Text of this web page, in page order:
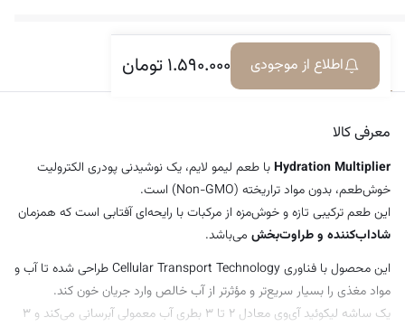
پشتیبانی از عملکرد مغز و تولید انرژی
مناسب برای سبک زندگی سالم و فعال
تهیه‌شده از مواد اولیه پاک و باکیفیت
۱.۵۹۰.۰۰۰تومان اطلاع از موجودیمعرفی کالا دیدگاه‌ها
معرفی کالا
Hydration Multiplierبا طعم لیمو لایم، یک نوشیدنی پودری الکترولیت
خوش‌طعم، بدون مواد تراریخته (Non-GMO) است.
این طعم ترکیبی تازه و خوش‌مزه از مرکبات با رایحه‌ای آفتابی است که همزمان
شاداب‌کننده و طراوت‌بخش می‌باشد.
این محصول با فناوری Cellular Transport Technology طراحی شده تا آب و
مواد مغذی را بسیار سریع‌تر و مؤثرتر از آب خالص وارد جریان خون کند.
یک ساشه لیکوئید آی‌وی معادل ۲ تا ۳ بطری آب معمولی آبرسانی می‌کند و ۳